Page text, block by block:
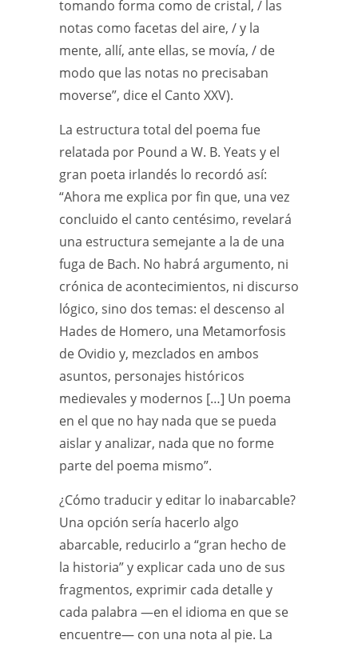
tomando forma como de cristal, / las
notas como facetas del aire, / y la
mente, allí, ante ellas, se movía, / de
modo que las notas no precisaban
moverse”, dice el Canto XXV).
La estructura total del poema fue
relatada por Pound a W. B. Yeats y el
gran poeta irlandés lo recordó así:
“Ahora me explica por fin que, una vez
concluido el canto centésimo, revelará
una estructura semejante a la de una
fuga de Bach. No habrá argumento, ni
crónica de acontecimientos, ni discurso
lógico, sino dos temas: el descenso al
Hades de Homero, una Metamorfosis
de Ovidio y, mezclados en ambos
asuntos, personajes históricos
medievales y modernos […] Un poema
en el que no hay nada que se pueda
aislar y analizar, nada que no forme
parte del poema mismo”.
¿Cómo traducir y editar lo inabarcable?
Una opción sería hacerlo algo
abarcable, reducirlo a “gran hecho de
la historia” y explicar cada uno de sus
fragmentos, exprimir cada detalle y
cada palabra —en el idioma en que se
encuentre— con una nota al pie. La